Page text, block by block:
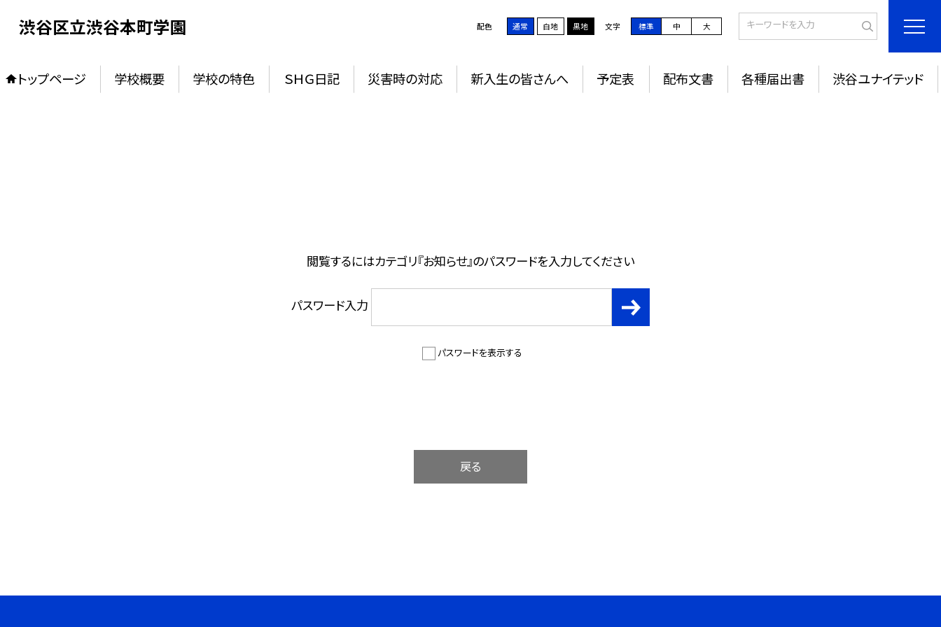
渋谷区立渋谷本町学園 配色 通常 白地 黒地 文字 標準 中 大
トップページ 学校概要 学校の特色 ＳＨＧ日記 災害時の対応 新入生の皆さんへ 予定表 配布文書 各種届出書 渋谷ユナイテッド
閲覧するにはカテゴリ『お知らせ』のパスワードを入力してください
パスワード入力
パスワードを表示する
戻る